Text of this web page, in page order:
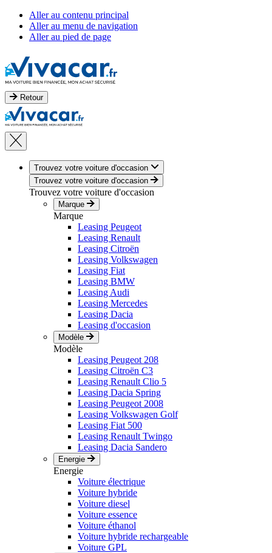
Aller au contenu principal
Aller au menu de navigation
Aller au pied de page
Retour
Trouvez votre voiture d'occasion
Trouvez votre voiture d'occasion
Trouvez votre voiture d'occasion
Marque
Marque
Leasing Peugeot
Leasing Renault
Leasing Citroën
Leasing Volkswagen
Leasing Fiat
Leasing BMW
Leasing Audi
Leasing Mercedes
Leasing Dacia
Leasing d'occasion
Modèle
Modèle
Leasing Peugeot 208
Leasing Citroën C3
Leasing Renault Clio 5
Leasing Dacia Spring
Leasing Peugeot 2008
Leasing Volkswagen Golf
Leasing Fiat 500
Leasing Renault Twingo
Leasing Dacia Sandero
Energie
Energie
Voiture électrique
Voiture hybride
Voiture diesel
Voiture essence
Voiture éthanol
Voiture hybride rechargeable
Voiture GPL